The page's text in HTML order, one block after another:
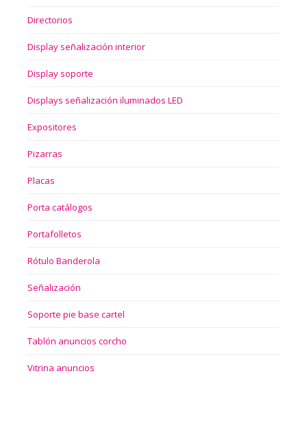
Directorios
Display señalización interior
Display soporte
Displays señalización iluminados LED
Expositores
Pizarras
Placas
Porta catálogos
Portafolletos
Rótulo Banderola
Señalización
Soporte pie base cartel
Tablón anuncios corcho
Vitrina anuncios